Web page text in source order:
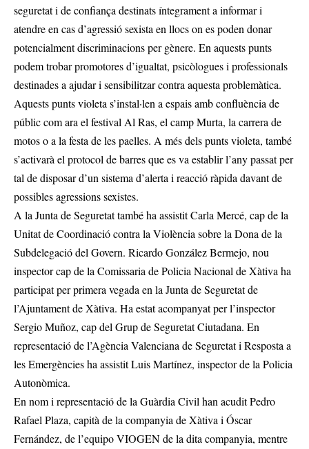
seguretat i de confiança destinats íntegrament a informar i
atendre en cas d’agressió sexista en llocs on es poden donar
potencialment discriminacions per gènere. En aquests punts
podem trobar promotores d’igualtat, psicòlogues i professionals
destinades a ajudar i sensibilitzar contra aquesta problemàtica.
Aquests punts violeta s’instal·len a espais amb confluència de
públic com ara el festival Al Ras, el camp Murta, la carrera de
motos o a la festa de les paelles. A més dels punts violeta, també
s’activarà el protocol de barres que es va establir l’any passat per
tal de disposar d’un sistema d’alerta i reacció ràpida davant de
possibles agressions sexistes.
A la Junta de Seguretat també ha assistit Carla Mercé, cap de la
Unitat de Coordinació contra la Violència sobre la Dona de la
Subdelegació del Govern. Ricardo González Bermejo, nou
inspector cap de la Comissaria de Policia Nacional de Xàtiva ha
participat per primera vegada en la Junta de Seguretat de
l’Ajuntament de Xàtiva. Ha estat acompanyat per l’inspector
Sergio Muñoz, cap del Grup de Seguretat Ciutadana. En
representació de l’Agència Valenciana de Seguretat i Resposta a
les Emergències ha assistit Luis Martínez, inspector de la Policia
Autonòmica.
En nom i representació de la Guàrdia Civil han acudit Pedro
Rafael Plaza, capità de la companyia de Xàtiva i Óscar
Fernández, de l’equipo VIOGEN de la dita companyia, mentre